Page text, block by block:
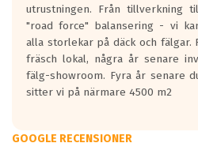
utrustningen. Från tillverkning
"road force" balansering - vi
alla storlekar på däck och fälgar.
fräsch lokal, några år senare
fälg-showroom. Fyra år senare
sitter vi på närmare 4500 m2
GOOGLE RECENSIONER